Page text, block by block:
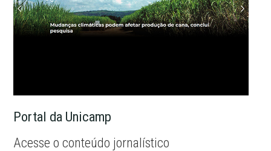
Portal da Unicamp
Acesse o conteúdo jornalístico